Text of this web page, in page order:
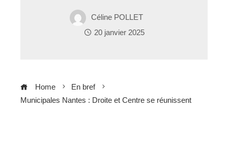
Céline POLLET
20 janvier 2025
Home
En bref
Municipales Nantes : Droite et Centre se réunissent